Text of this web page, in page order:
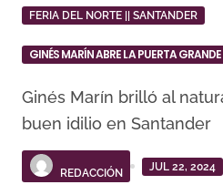
FERIA DEL NORTE || SANTANDER
GINÉS MARÍN ABRE LA PUERTA
Ginés Marín brilló al natural y continuó su
buen idilio en Santander
REDACCIÓN
JUL 22, 2024